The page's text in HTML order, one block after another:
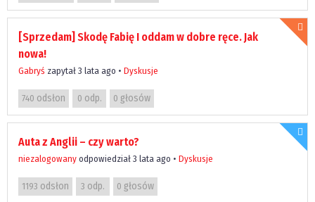
[Sprzedam] Skodę Fabię I oddam w dobre ręce. Jak
nowa!
Gabryś zapytał 3 lata ago • Dyskusje
740 odsłon 0 odp. 0 głosów
Auta z Anglii – czy warto?
niezalogowany odpowiedział 3 lata ago • Dyskusje
1193 odsłon 3 odp. 0 głosów